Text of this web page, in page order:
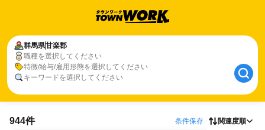
群馬県甘楽郡
職種を選択してください
特徴/給与/雇用形態を選択してください
キーワードを選択してください
944件 条件保存 関連度順